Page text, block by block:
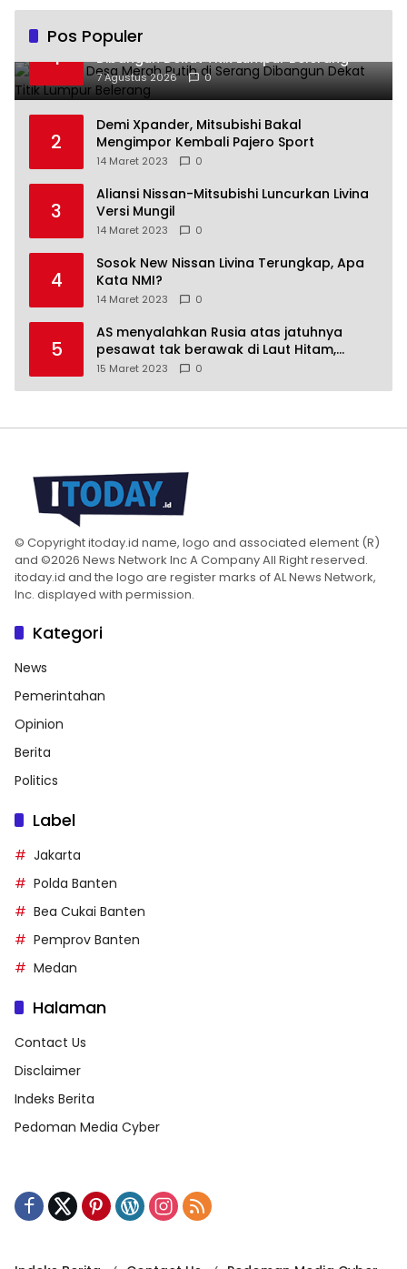
Pos Populer
1
Koperasi Desa Merah Putih di Serang
Dibangun Dekat Titik Lumpur Belerang
7 Agustus 2026 0
2
Demi Xpander, Mitsubishi Bakal
Mengimpor Kembali Pajero Sport
14 Maret 2023 0
3
Aliansi Nissan-Mitsubishi Luncurkan Livina
Versi Mungil
14 Maret 2023 0
4
Sosok New Nissan Livina Terungkap, Apa
Kata NMI?
14 Maret 2023 0
5
AS menyalahkan Rusia atas jatuhnya
pesawat tak berawak di Laut Hitam,
Moskow menyangkal
15 Maret 2023 0
© Copyright itoday.id name, logo and associated element (R)
and ©2026 News Network Inc A Company All Right reserved.
itoday.id and the logo are register marks of AL News Network,
Inc. displayed with permission.
Kategori
News
Pemerintahan
Opinion
Berita
Politics
Label
Jakarta
Polda Banten
Bea Cukai Banten
Pemprov Banten
Medan
Halaman
Contact Us
Disclaimer
Indeks Berita
Pedoman Media Cyber